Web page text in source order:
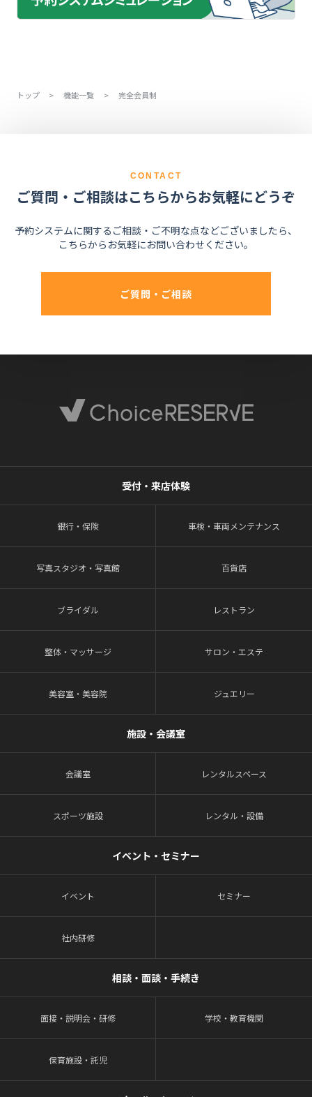
トップ > 機能一覧 > 完全会員制
CONTACT
ご質問・ご相談はこちらからお気軽にどうぞ
予約システムに関するご相談・ご不明な点などございましたら、
こちらからお気軽にお問い合わせください。
ご質問・ご相談
受付・来店体験
銀行・保険 車検・車両メンテナンス
写真スタジオ・写真館 百貨店
ブライダル レストラン
整体・マッサージ サロン・エステ
美容室・美容院 ジュエリー
施設・会議室
会議室 レンタルスペース
スポーツ施設 レンタル・設備
イベント・セミナー
イベント セミナー
社内研修
相談・面談・手続き
面接・説明会・研修 学校・教育機関
保育施設・託児